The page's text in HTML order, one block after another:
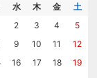
水 木 金
土
2 3 4
5
9 10 11
12
16 17 18
19